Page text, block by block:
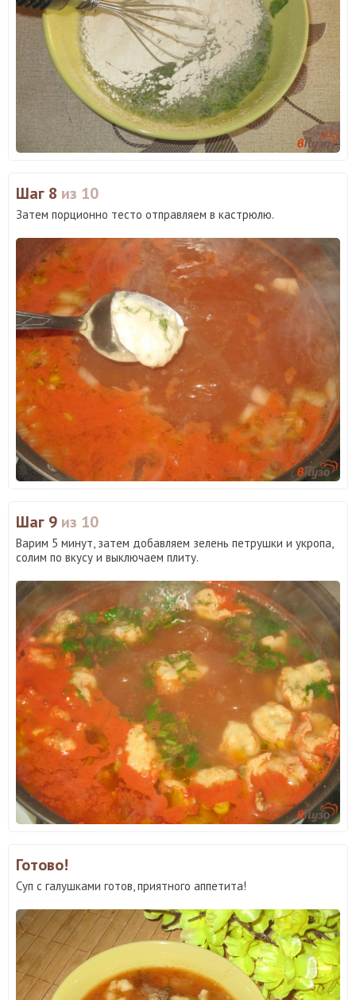
Шаг 8 из 10
Затем порционно тесто отправляем в кастрюлю.
Шаг 9 из 10
Варим 5 минут, затем добавляем зелень петрушки и укропа,
солим по вкусу и выключаем плиту.
Готово!
Суп с галушками готов, приятного аппетита!